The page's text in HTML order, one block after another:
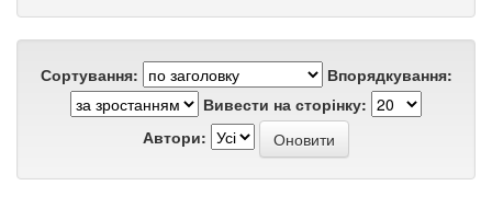
Сортування:
Впорядкування:
Вивести на сторінку:
Автори: